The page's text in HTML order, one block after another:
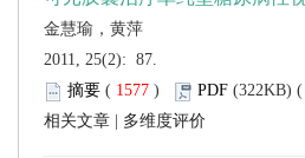
2011, 25(2): 87.
(
)